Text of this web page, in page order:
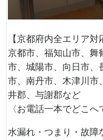
【京都府内全エリア対
京都市、福知山市、舞
市、城陽市、向日市、
市、南丹市、木津川市
井郡、与謝郡など
〈お電話一本でどこへ
水漏れ・つまり・故障